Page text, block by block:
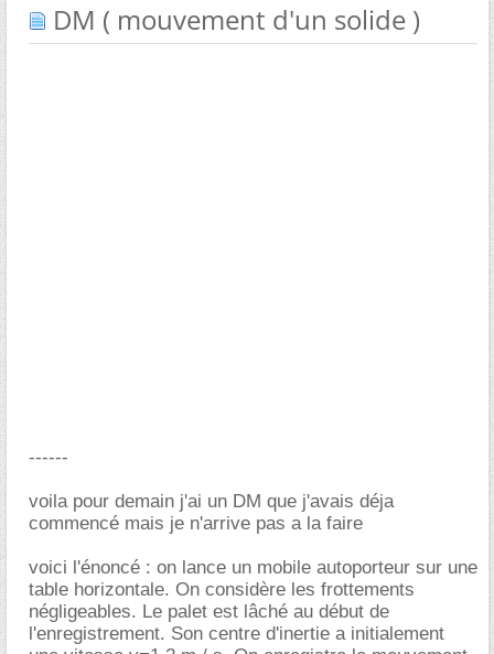
DM ( mouvement d'un solide )
------
voila pour demain j'ai un DM que j'avais déja
commencé mais je n'arrive pas a la faire
voici l'énoncé : on lance un mobile autoporteur sur une
table horizontale. On considère les frottements
négligeables. Le palet est lâché au début de
l'enregistrement. Son centre d'inertie a initialement